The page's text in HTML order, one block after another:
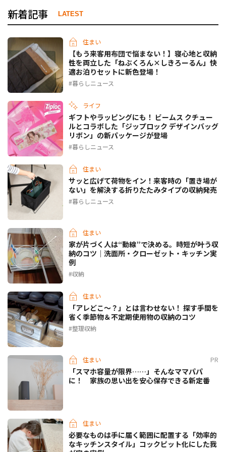
新着記事 LATEST
住まい
【もう来客用布団で悩まない！】寝心地と収納
性を両立した「ねぶくろん×しきろーるん」快
適お泊りセットに新色登場！
暮らしニュース
ライフ
ギフトやラッピングにも！ ビームス クチュー
ルとコラボした「ジップロック デザインバッグ
リボン」の新パッケージが登場
暮らしニュース
住まい
サッと広げて荷物をイン！来客時の「置き場が
ない」を解決する折りたたみタイプの収納発売
暮らしニュース
住まい
家が片づく人は“動線”で決める。時短が叶う収
納のコツ｜洗面所・クローゼット・キッチン実
例
収納
住まい
「アレどこ〜？」とは言わせない！ 探す手間を
省く季節物＆不定期使用物の収納のコツ
整理収納
住まい PR
「スマホ容量が限界……」そんなママパパ
に！ 家族の思い出を安心保存できる新定番
住まい
必要なものは手に届く範囲に配置する「効率的
なキッチンスタイル」コックピット化にした我